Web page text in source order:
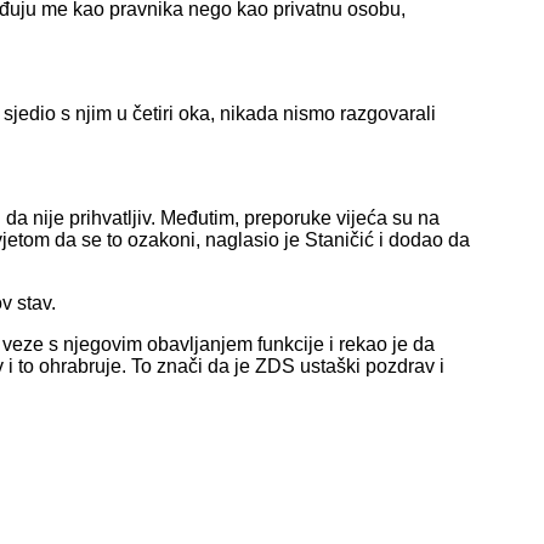
me kao pravnika nego kao privatnu osobu,
s njim u četiri oka, nikada nismo razgovarali
nije prihvatljiv. Međutim, preporuke vijeća su na
da se to ozakoni, naglasio je Staničić i dodao da
stav.
s njegovim obavljanjem funkcije i rekao je da
to ohrabruje. To znači da je ZDS ustaški pozdrav i